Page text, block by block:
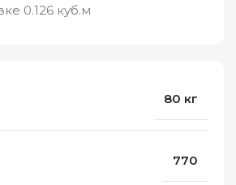
0.126 куб.м
80 кг
770